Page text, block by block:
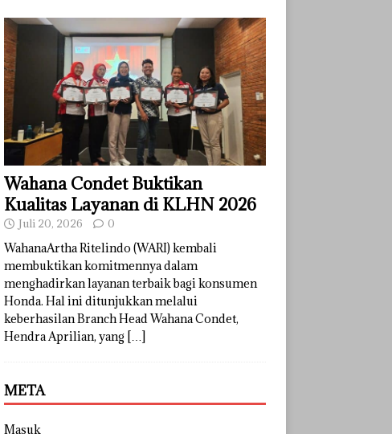
Wahana Condet Buktikan
Kualitas Layanan di KLHN 2026
Juli 20, 2026 0
WahanaArtha Ritelindo (WARI) kembali
membuktikan komitmennya dalam
menghadirkan layanan terbaik bagi konsumen
Honda. Hal ini ditunjukkan melalui
keberhasilan Branch Head Wahana Condet,
Hendra Aprilian, yang […]
META
Masuk